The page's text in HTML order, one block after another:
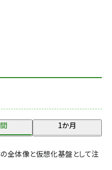
1か月
全体像と仮想化基盤として注